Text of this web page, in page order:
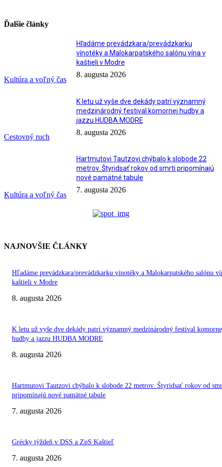
Ďalšie články
Kultúra a voľný čas
Hľadáme prevádzkara/prevádzkarku
vínotéky a Malokarpatského salónu vína v
kaštieli v Modre
8. augusta 2026
Cestovný ruch
K letu už vyše dve dekády patrí významný
medzinárodný festival komornej hudby a
jazzu HUDBA MODRE
8. augusta 2026
Kultúra a voľný čas
Hartmutovi Tautzovi chýbalo k slobode 22
metrov. Štyridsať rokov od smrti pripomínajú
nové pamätné tabule
7. augusta 2026
NAJNOVŠIE ČLÁNKY
Hľadáme prevádzkara/prevádzkarku vínotéky a Malokarpatského salónu
kaštieli v Modre
8. augusta 2026
K letu už vyše dve dekády patrí významný medzinárodný festival
hudby a jazzu HUDBA MODRE
8. augusta 2026
Hartmutovi Tautzovi chýbalo k slobode 22 metrov. Štyridsať rokov od
pripomínajú nové pamätné tabule
7. augusta 2026
Grécky týždeň v DSS a ZpS Kaštieľ
7. augusta 2026